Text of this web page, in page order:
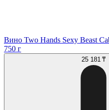
Вино Two Hands Sexy Beast
750 г
25 181 ₸